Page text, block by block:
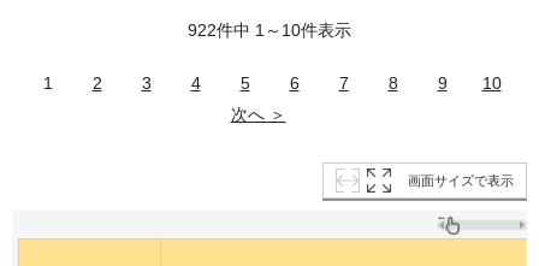
922件中 1～10件表示
1 2 3 4 5 6 7 8 9
10
次へ ＞
画面サイズで表示